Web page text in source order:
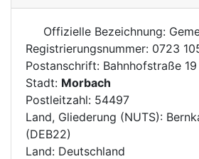
Offizielle Bezeichnung:
Registrierungsnummer: 0723
Postanschrift: Bahnhofstraße 19
Stadt: Morbach
Postleitzahl: 54497
Land, Gliederung (NUTS):
(DEB22)
Land: Deutschland